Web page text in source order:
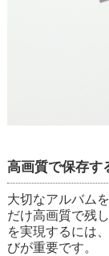
高画質で保存す
大切なアルバム
だけ高画質で残
を実現するには
びが重要です。